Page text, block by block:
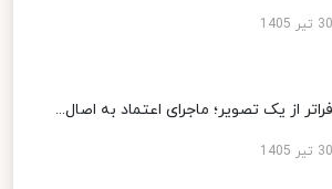
از یک تصویر؛ ماجرای اعتماد به اصال...